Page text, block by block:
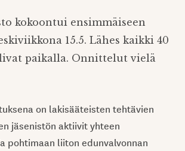
kokoontui ensimmäiseen
15.5. Lähes kaikki 40
paikalla. Onnittelut vielä
on lakisääteisten tehtävien
jäsenistön aktiivit yhteen
pohtimaan liiton edunvalvonnan